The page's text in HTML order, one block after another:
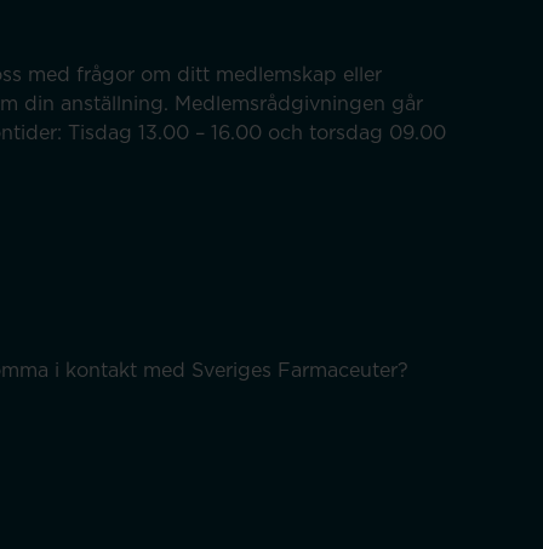
med frågor om ditt medlemskap eller
din anställning. Medlemsrådgivningen går
Tisdag 13.00 – 16.00 och torsdag 09.00
i kontakt med Sveriges Farmaceuter?